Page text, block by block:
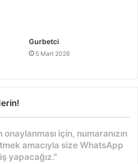
Gurbetci
5 Mart 2026
onaylanması için, numaranızın
amacıyla size WhatsApp
yapacağız."